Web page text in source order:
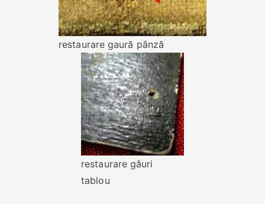
restaurare gaură pânză
restaurare găuri
tablou